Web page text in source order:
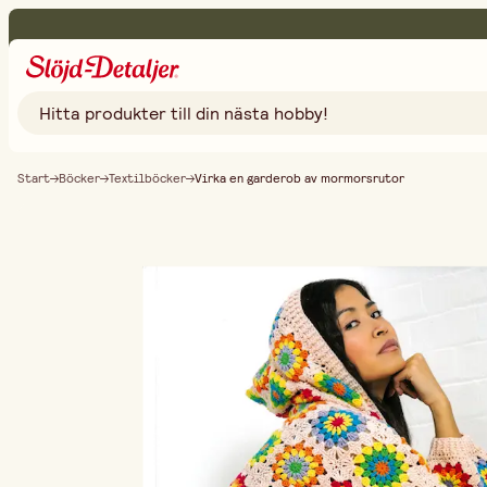
Start Böcker Textilböcker Virka en garderob av mormorsrutor